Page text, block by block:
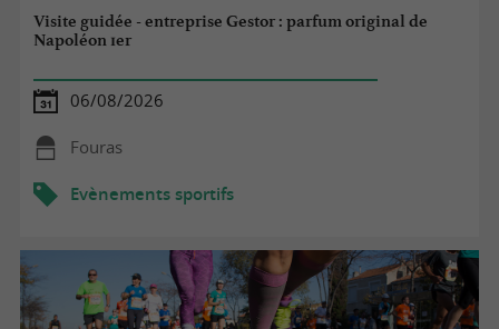
Visite guidée - entreprise Gestor : parfum original de
Napoléon 1er
06/08/2026
Fouras
Evènements sportifs